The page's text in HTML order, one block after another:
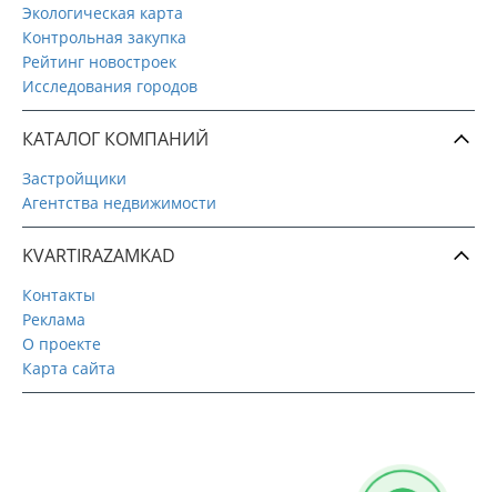
Экологическая карта
Контрольная закупка
Рейтинг новостроек
Исследования городов
КАТАЛОГ КОМПАНИЙ
Застройщики
Агентства недвижимости
KVARTIRAZAMKAD
Контакты
Реклама
О проекте
Карта сайта